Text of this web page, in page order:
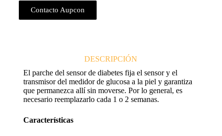
Contacto Aupcon
DESCRIPCIÓN
El parche del sensor de diabetes fija el sensor y el
transmisor del medidor de glucosa a la piel y garantiza
que permanezca allí sin moverse. Por lo general, es
necesario reemplazarlo cada 1 o 2 semanas.
Características